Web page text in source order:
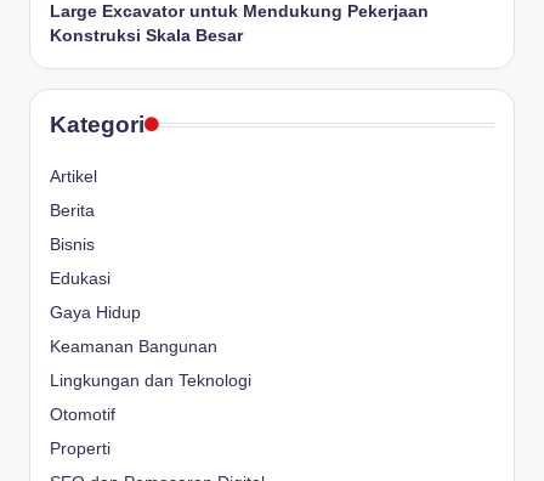
Large Excavator untuk Mendukung Pekerjaan
Konstruksi Skala Besar
Kategori
Artikel
Berita
Bisnis
Edukasi
Gaya Hidup
Keamanan Bangunan
Lingkungan dan Teknologi
Otomotif
Properti